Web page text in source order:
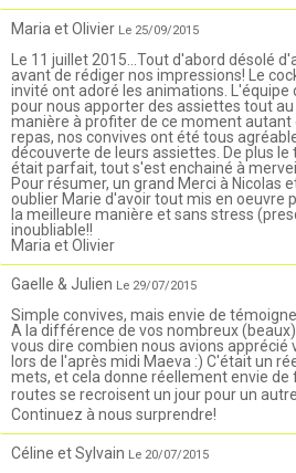
Maria et Olivier Le 25/09/2015
Le 11 juillet 2015...Tout d'abord désolé
avant de rédiger nos impressions! Le
invité ont adoré les animations. L'équipe
pour nous apporter des assiettes tout au
manière à profiter de ce moment autant
repas, nos convives ont été tous
découverte de leurs assiettes. De plus
était parfait, tout s'est enchainé à
Pour résumer, un grand Merci à Nicolas
oublier Marie d'avoir tout mis en oeuvre
la meilleure manière et sans stress
inoubliable!!
Maria et Olivier
Gaelle & Julien Le 29/07/2015
Simple convives, mais envie de
A la différence de vos nombreux
vous dire combien nous avions
lors de l'après midi Maeva :) C'était un
mets, et cela donne réellement envie de
routes se recroisent un jour pour un
Continuez à nous surprendre!
Céline et Sylvain Le 20/07/2015